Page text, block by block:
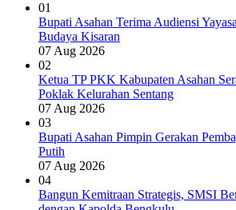
01
Bupati Asahan Terima Audiensi
Budaya Kisaran
07 Aug 2026
02
Ketua TP PKK Kabupaten Asahan
Poklak Kelurahan Sentang
07 Aug 2026
03
Bupati Asahan Pimpin Gerakan
Putih
07 Aug 2026
04
Bangun Kemitraan Strategis, SMSI